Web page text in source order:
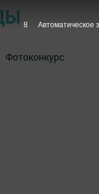
Фотоконкурс
7 Автоматическое